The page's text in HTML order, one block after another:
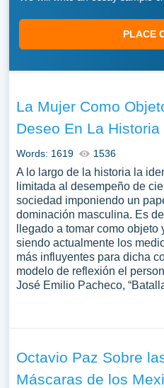
PLACE
La Mujer Como
Deseo En La Historia
Words: 1619 1536
A lo largo de la historia la
limitada al desempeño de
sociedad imponiendo un
dominación masculina. Es
llegado a tomar como
siendo actualmente los
más influyentes para dicha
modelo de reflexión el
José Emilio Pacheco,
Octavio Paz Sobre
Máscaras de los